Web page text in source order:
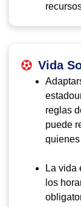
Vida
reglas
puede
La vida
los